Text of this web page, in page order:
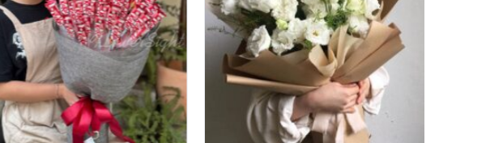
bằng để vừa tay ôm khi chụp ảnh và cũng
màu tím pha lam và trắng lên hình rất trong,
trong phòng khách, studio nhỏ hay góc làm